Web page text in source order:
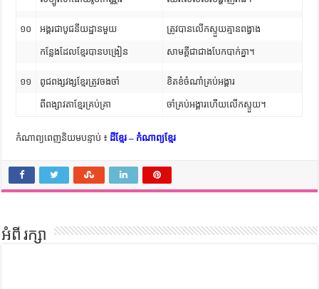
១០ អង្គរជាបូជនីយដ្ឋានមួយ ត្រូវបានលើកស្ទួយគ្មានពង្វាង
កន្លែងដែលខ្មែរបានបង្រៀន សាមគ្គីជាជាងបែកបាក់គ្នា។
១១ ពូជពង្សវង្សខ្មែរត្រូវចងចាំ ខិតខំចំណាំគ្រប់អង្គារ
ពីពង្សាវតាខ្មែរគ្រប់គ្រា ចាំគ្រប់អង្គារហើយលើកស្ទួយ។
កំណាព្យពេញនិយមបន្ទាប់ ៖ ដីខ្មែរ – កំណាព្យខ្មែរ
អំពី រក្សា